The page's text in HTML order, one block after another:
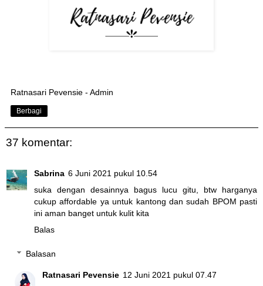
Ratnasari Pevensie - Admin
Berbagi
37 komentar:
Sabrina 6 Juni 2021 pukul 10.54
suka dengan desainnya bagus lucu gitu, btw harganya
cukup affordable ya untuk kantong dan sudah BPOM pasti
ini aman banget untuk kulit kita
Balas
Balasan
Ratnasari Pevensie 12 Juni 2021 pukul 07.47